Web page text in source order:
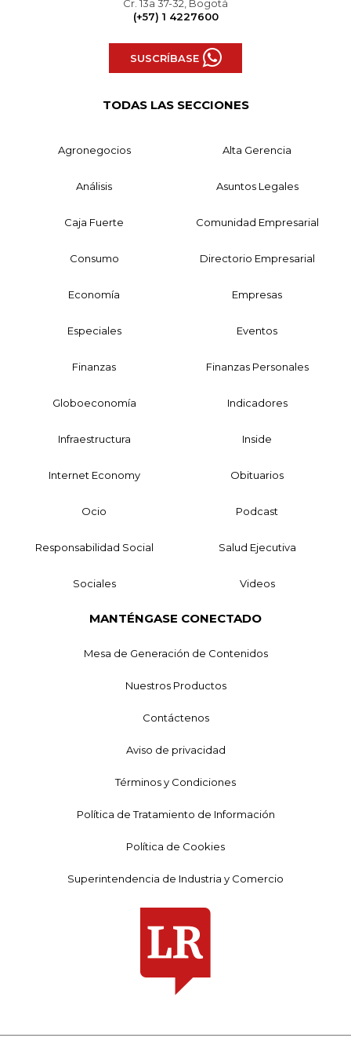
Cr. 13a 37-32, Bogotá
(+57) 1 4227600
SUSCRÍBASE
TODAS LAS SECCIONES
Agronegocios Alta Gerencia
Análisis Asuntos Legales
Caja Fuerte Comunidad Empresarial
Consumo Directorio Empresarial
Economía Empresas
Especiales Eventos
Finanzas Finanzas Personales
Globoeconomía Indicadores
Infraestructura Inside
Internet Economy Obituarios
Ocio Podcast
Responsabilidad Social Salud Ejecutiva
Sociales Videos
MANTÉNGASE CONECTADO
Mesa de Generación de Contenidos
Nuestros Productos
Contáctenos
Aviso de privacidad
Términos y Condiciones
Política de Tratamiento de Información
Política de Cookies
Superintendencia de Industria y Comercio